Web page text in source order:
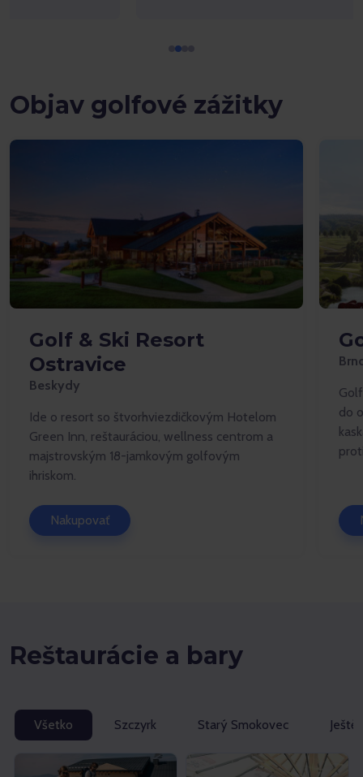
Objav golfové zážitky
Golf & Ski Resort
Ostravice
Beskydy
Ide o resort so štvorhviezdičkovým Hotelom
Green Inn, reštauráciou, wellness centrom a
majstrovským 18-jamkovým golfovým
ihriskom.
Nakupovať
do
Reštaurácie a bary
Všetko Szczyrk Starý Smokovec